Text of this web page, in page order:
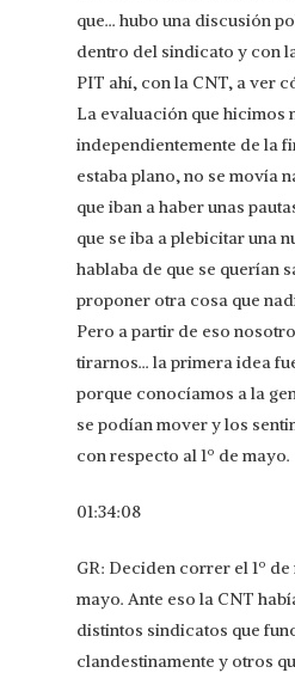
que… hubo una discusión
dentro del sindicato y con
PIT ahí, con la CNT, a ver
La evaluación que hicimos
independientemente de la
estaba plano, no se movía
que iban a haber unas
que se iba a plebicitar una
hablaba de que se querían
proponer otra cosa que
Pero a partir de eso
tirarnos… la primera idea
porque conocíamos a la
se podían mover y los
con respecto al 1º de mayo.
01:34:08
GR: Deciden correr el 1º
mayo. Ante eso la CNT
distintos sindicatos que
clandestinamente y otros